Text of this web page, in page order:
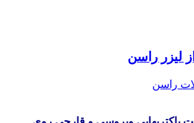
لیزر راسن
راسن